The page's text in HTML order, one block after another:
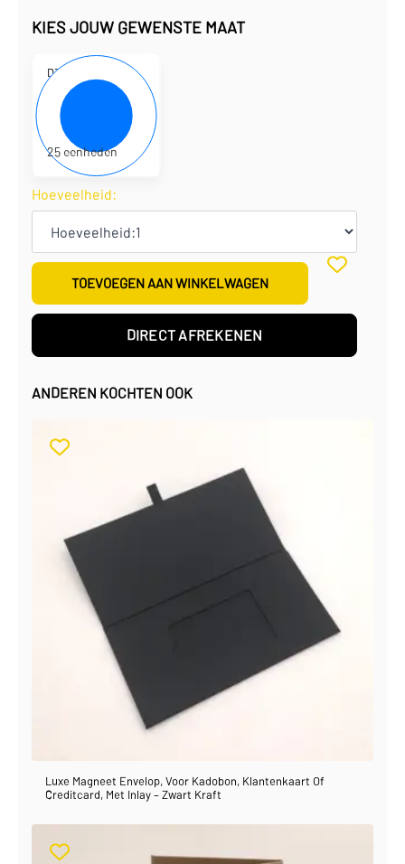
KIES JOUW GEWENSTE MAAT
D310016
12 x 7 x 2 cm
2,08 per eenheid
51,95 per doos
25 eenheden
Hoeveelheid:
TOEVOEGEN AAN WINKELWAGEN
DIRECT AFREKENEN
ANDEREN KOCHTEN OOK
Luxe Magneet Envelop, Voor Kadobon, Klantenkaart Of
Creditcard, Met Inlay – Zwart Kraft